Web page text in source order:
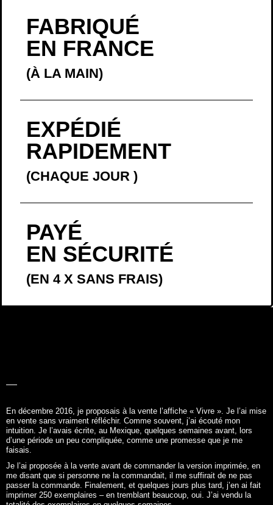
FABRIQUÉ
EN FRANCE
(À LA MAIN)
EXPÉDIÉ
RAPIDEMENT
(CHAQUE JOUR )
PAYÉ
EN SÉCURITÉ
(EN 4 X SANS FRAIS)
En décembre 2016, je proposais à la vente l’affiche « Vivre ». Je l’ai mise
en vente sans vraiment réfléchir. Comme souvent, j’ai écouté mon
intuition. Je l’avais écrite, au Mexique, quelques semaines avant, lors
d’une période un peu compliquée, comme une promesse que je me
faisais.
Je l’ai proposée à la vente avant de commander la version imprimée, en
me disant que si personne ne la commandait, il me suffirait de ne pas
passer la commande. Finalement, et quelques jours plus tard, j’en ai fait
imprimer 250 exemplaires – en tremblant beaucoup, oui. J’ai vendu la